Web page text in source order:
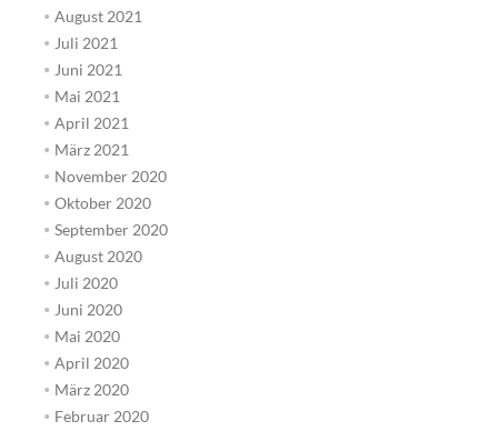
August 2021
Juli 2021
Juni 2021
Mai 2021
April 2021
März 2021
November 2020
Oktober 2020
September 2020
August 2020
Juli 2020
Juni 2020
Mai 2020
April 2020
März 2020
Februar 2020